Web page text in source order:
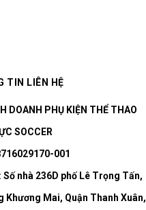
TIN LIÊN HỆ
DOANH PHỤ KIỆN THỂ THAO
SOCCER
001
Số nhà 236D phố Lê Trọng Tấn,
Khương Mai, Quận Thanh Xuân,